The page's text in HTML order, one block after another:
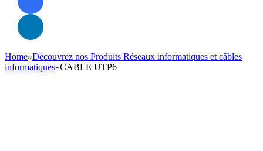
Home»Découvrez nos Produits Réseaux informatiques et câbles
informatiques»CABLE UTP6